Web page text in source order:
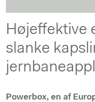
Højeffektive
slanke
Powerbox, en af